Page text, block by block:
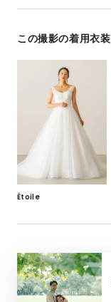
この撮影の着用衣装
Étoile